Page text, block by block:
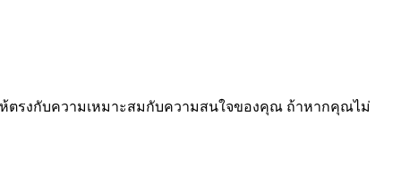
ห้ตรงกับความเหมาะสมกับความสนใจของคุณ ถ้าหากคุณไม่